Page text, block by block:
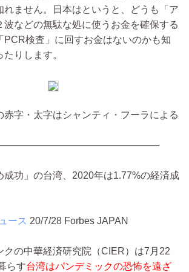
れません。日本はというと、どうも「ア
波などの無駄な処に使うお金を確保する
PCR検査」に回すお金はないのかも知
りします。
赤字・太字はシャンティ・フーラによる
成功」の台湾、2020年は1.77%の経済成
ース 20/7/28 Forbes JAPAN
クの中華経済研究院（CIER）は7月22
らす台湾はパンデミックの恐怖を遠ざ